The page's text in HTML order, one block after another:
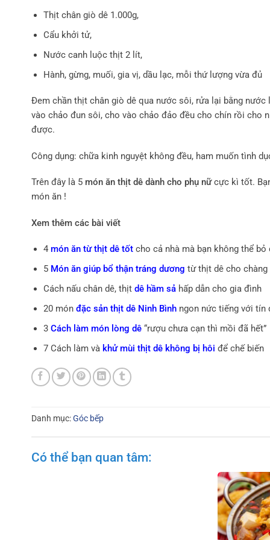
Thịt chân giò dê 1.000g,
Cẩu khởi tử,
Nước canh luộc thịt 2 lít,
Hành, gừng, muối, gia vị, dầu lạc, mỗi thứ lượng vừa đủ
Đem chần thịt chân giò dê qua nước sôi, rửa lại bằng
vào chảo đun sôi, cho vào chảo đảo đều cho chín rồi cho
được.
Công dụng: chữa kinh nguyệt không đều, ham muốn tình
Trên đây là 5 món ăn thịt dê dành cho phụ nữcực kì tốt.
món ăn !
Xem thêm các bài viết
4 món ăn từ thịt dê tốtcho cả nhà mà bạn không thể bỏ
5 Món ăn giúp bổ thận tráng dương từ thịt dê cho chàng
Cách nấu chân dê, thịt dê hầm sảhấp dẫn cho gia đình
20 món đặc sản thịt dê Ninh Bìnhngon nức tiếng với tín
3 Cách làm món lòng dê“rượu chưa cạn thì mồi đã hết”
7 Cách làm và khử mùi thịt dê không bị hôi để chế biến
Danh mục:Góc bếp
Có thể bạn quan tâm: